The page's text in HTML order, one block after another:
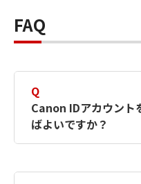
FAQ
Q
Canon IDアカウント
ばよいですか？